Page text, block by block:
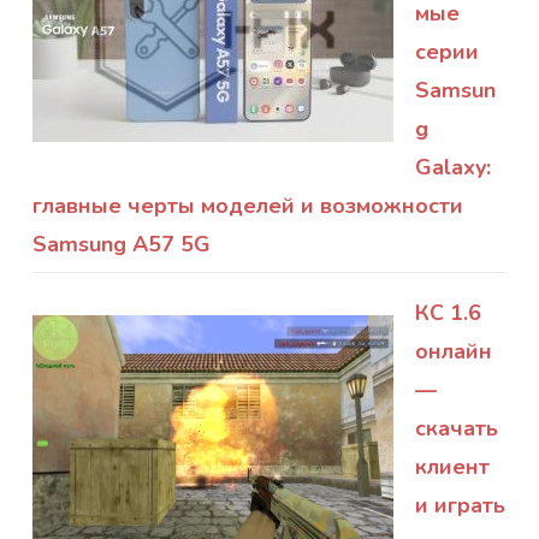
мые
серии
Samsun
g
Galaxy:
главные черты моделей и возможности
Samsung A57 5G
КС 1.6
онлайн
—
скачать
клиент
и играть